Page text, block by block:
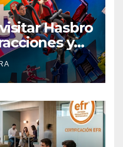
Hasbro
y
Fest